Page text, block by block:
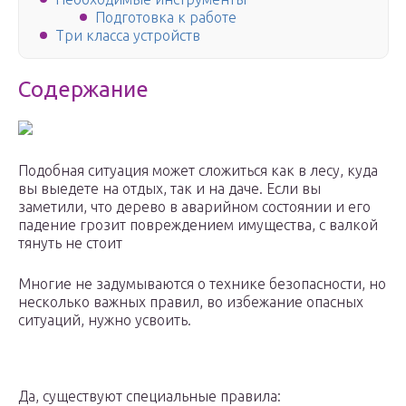
Подготовка к работе
Три класса устройств
Содержание
Подобная ситуация может сложиться как в лесу, куда
вы выедете на отдых, так и на даче. Если вы
заметили, что дерево в аварийном состоянии и его
падение грозит повреждением имущества, с валкой
тянуть не стоит
Многие не задумываются о технике безопасности, но
несколько важных правил, во избежание опасных
ситуаций, нужно усвоить.
Да, существуют специальные правила: